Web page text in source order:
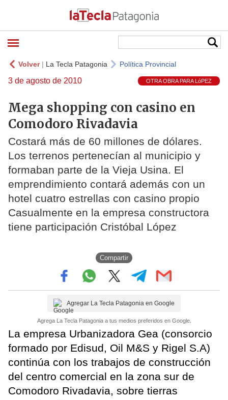
Volver| La Tecla Patagonia Política Provincial
3 de agosto de 2010 OTRA OBRA PARA LóPEZ
Mega shopping con casino en
Comodoro Rivadavia
Costará más de 60 millones de dólares.
Los terrenos pertenecían al municipio y
formaban parte de la Vieja Usina. El
emprendimiento contará además con un
hotel cuatro estrellas con casino propio
Casualmente en la empresa constructora
tiene participación Cristóbal López
Compartir
Agregar La Tecla Patagonia en Google
Agrega La Tecla Patagonia a tus medios preferidos en Google.
La empresa Urbanizadora Gea (consorcio
formado por Edisud, Oil M&S y Rigel S.A)
continúa con los trabajos de construcción
del centro comercial en la zona sur de
Comodoro Rivadavia, sobre tierras